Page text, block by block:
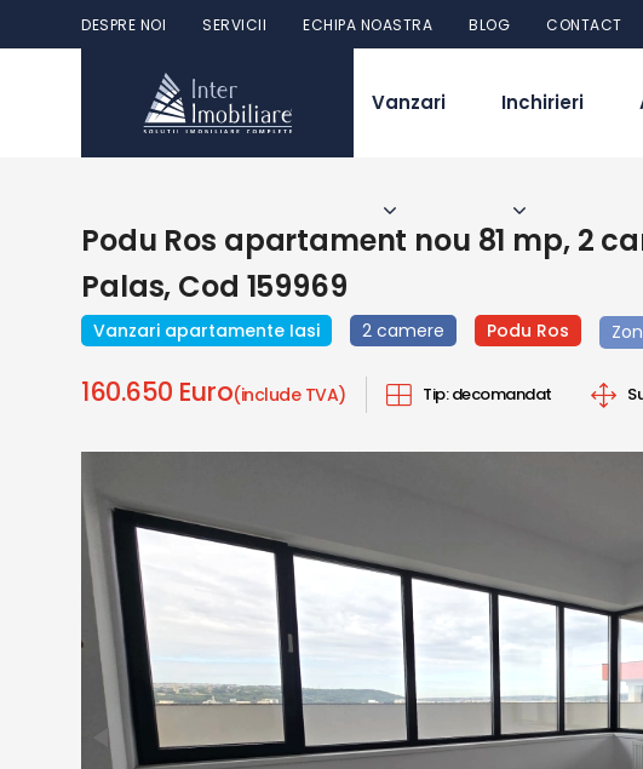
DESPRE NOI SERVICII ECHIPA NOASTRA BLOG CONTACT
Vanzari Inchirieri
Podu Ros apartament nou 81 mp, 2
Palas, Cod 159969
Vanzari apartamente Iasi 2 camere Podu Ros
160.650 Euro(include TVA) Tip:decomandat